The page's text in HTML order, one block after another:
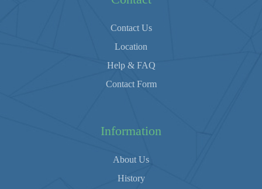
Contact Us
Location
Help & FAQ
Contact Form
Information
About Us
History